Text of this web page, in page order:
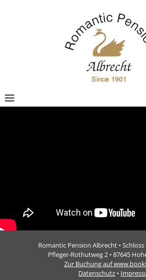
Romantic Pension Albrecht •
Pfleger-Rothutweg 2 • 87645
Zur Buchung auf
Datenschutz •